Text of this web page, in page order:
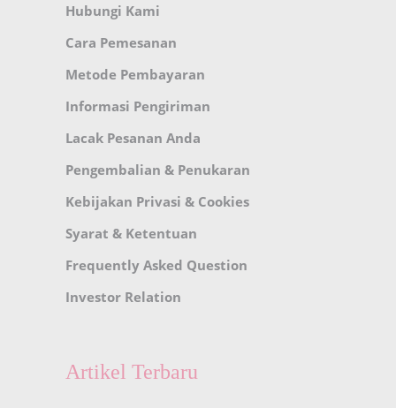
Hubungi Kami
Cara Pemesanan
Metode Pembayaran
Informasi Pengiriman
Lacak Pesanan Anda
Pengembalian & Penukaran
Kebijakan Privasi & Cookies
Syarat & Ketentuan
Frequently Asked Question
Investor Relation
Artikel Terbaru